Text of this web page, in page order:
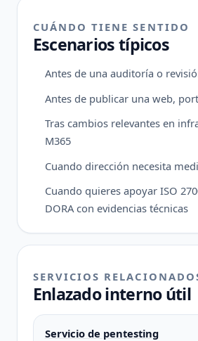
CUÁNDO TIENE SENTIDO
Escenarios típicos
Antes de una auditoría o
Antes de publicar una web,
Tras cambios relevantes en
M365
Cuando dirección necesita
Cuando quieres apoyar ISO
DORA con evidencias técnicas
SERVICIOS
Enlazado interno útil
Servicio de pentesting